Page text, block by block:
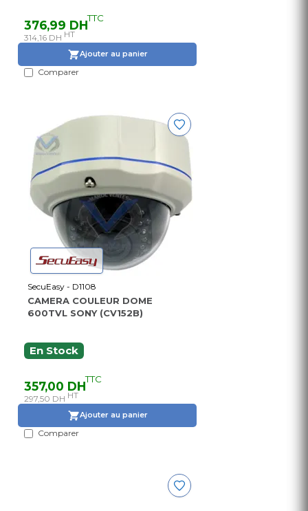
376,99 DHTTC
314,16 DH HT
Ajouter au panier
Comparer
SecuEasy - D1108
CAMERA COULEUR DOME
600TVL SONY (CV152B)
En Stock
357,00 DHTTC
297,50 DH HT
Ajouter au panier
Comparer